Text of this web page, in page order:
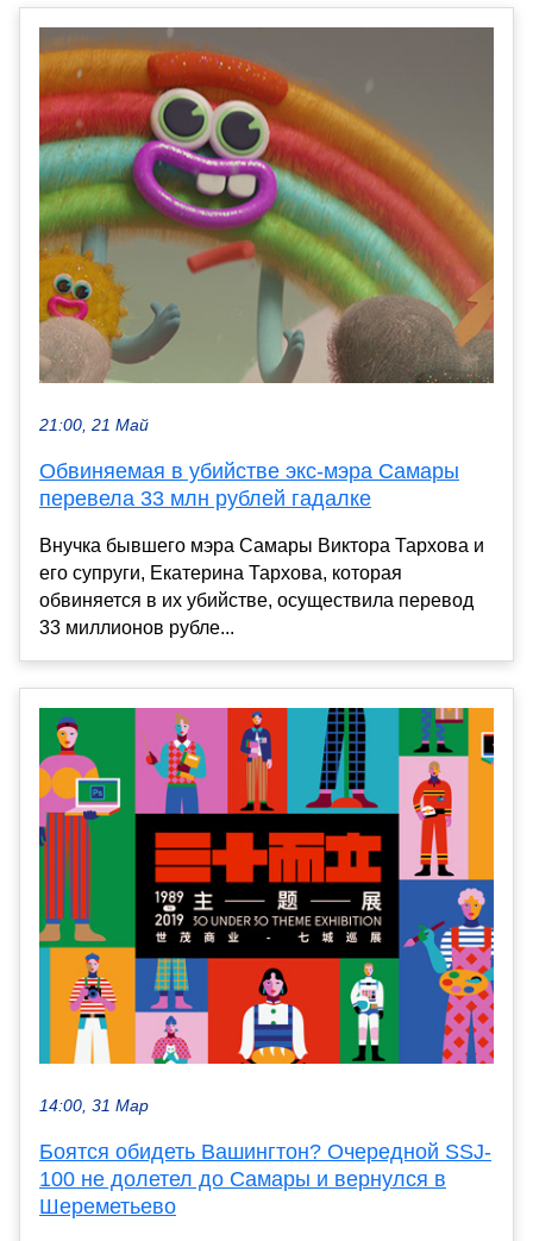
21:00, 21 Май
Обвиняемая в убийстве экс-мэра Самары
перевела 33 млн рублей гадалке
Внучка бывшего мэра Самары Виктора Тархова и
его супруги, Екатерина Тархова, которая
обвиняется в их убийстве, осуществила перевод
33 миллионов рубле...
14:00, 31 Мар
Боятся обидеть Вашингтон? Очередной SSJ-
100 не долетел до Самары и вернулся в
Шереметьево